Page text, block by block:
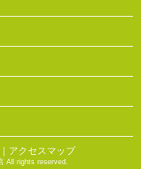
｜アクセスマップ
All rights reserved.